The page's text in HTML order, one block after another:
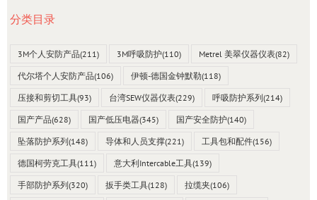
分类目录
3M个人安防产品(211) 3M呼吸防护(110) Metrel 美翠仪器仪表(82)
代尔塔个人安防产品(106) 伊顿-德国金钟默勒(118)
压接和剪切工具(93) 台湾SEW仪器仪表(229) 呼吸防护系列(214)
国产产品(628) 国产低压电器(345) 国产安全防护(140)
坠落防护系列(148) 导体和人员支撑(221) 工具包和配件(156)
德国柯劳克工具(111) 意大利Intercable工具(139)
手部防护系列(320) 扳手类工具(128) 拉缆夹(106)